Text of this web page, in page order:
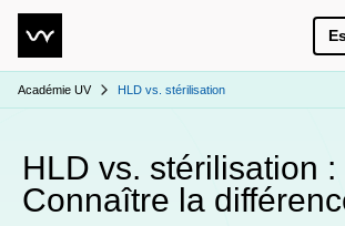
Académie UV HLD vs. stérilisation
HLD vs. stérilisation :
Connaître la